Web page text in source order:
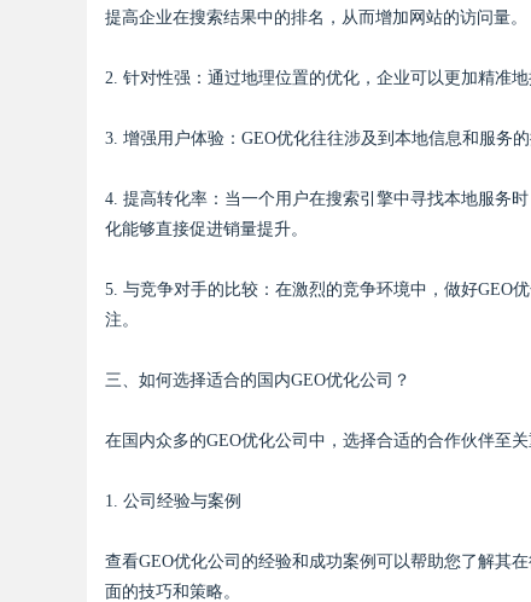
d
提高企业在搜索结果中的排名，从而增加网站的访问量。
2. 针对性强：通过地理位置的优化，企业可以更加精准
3. 增强用户体验：GEO优化往往涉及到本地信息和服务
4. 提高转化率：当一个用户在搜索引擎中寻找本地服务
化能够直接促进销量提升。
5. 与竞争对手的比较：在激烈的竞争环境中，做好GEO
注。
三、如何选择适合的国内GEO优化公司？
在国内众多的GEO优化公司中，选择合适的合作伙伴至
1. 公司经验与案例
查看GEO优化公司的经验和成功案例可以帮助您了解其
面的技巧和策略。